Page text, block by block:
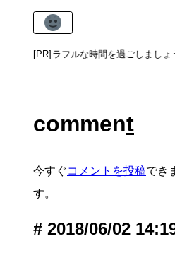
[PR]
でカラフルな時間を過ごしましょ
comment
今すぐコメントを投稿でき
す。
2018/06/02